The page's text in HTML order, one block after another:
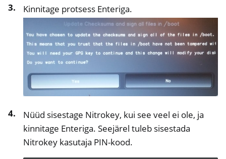
navigation of NitroPhone, NitroTablet
navigation of NextBox
navigation of NetHSM
navigation of NitroWall
navigation of NitroWall NW750
navigation of Tarkvara
Kinnitage protsess Enteriga.
Nüüd sisestage Nitrokey, kui see veel ei ole, ja
kinnitage Enteriga. Seejärel tuleb sisestada
Nitrokey kasutaja PIN-kood.